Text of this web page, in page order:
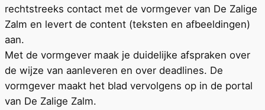
rechtstreeks contact met de vormgever van De Zalige
Zalm en levert de content (teksten en afbeeldingen)
aan.
Met de vormgever maak je duidelijke afspraken over
de wijze van aanleveren en over deadlines. De
vormgever maakt het blad vervolgens op in de portal
van De Zalige Zalm.